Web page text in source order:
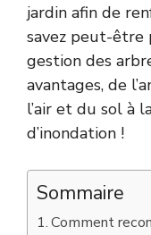
jardin afin de
savez peut-être
gestion des
avantages, de
l’air et du sol à
d’inondation !
Sommaire
Comment